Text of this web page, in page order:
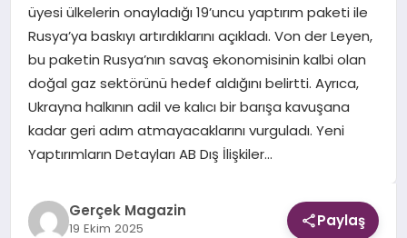
SIYASET
EKONOMI
üyesi ülkelerin onayladığı 19’uncu yaptırım paketi ile
Rusya’ya baskıyı artırdıklarını açıkladı. Von der Leyen,
bu paketin Rusya’nın savaş ekonomisinin kalbi olan
doğal gaz sektörünü hedef aldığını belirtti. Ayrıca,
Ukrayna halkının adil ve kalıcı bir barışa kavuşana
kadar geri adım atmayacaklarını vurguladı. Yeni
Yaptırımların Detayları AB Dış İlişkiler…
Gerçek Magazin
19 Ekim 2025 Paylaş